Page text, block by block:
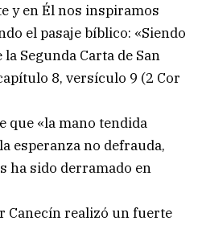
y en Él nos inspiramos
el pasaje bíblico: «Siendo
Segunda Carta de San
8, versículo 9 (2 Cor
que «la mano tendida
esperanza no defrauda,
ha sido derramado en
Canecín realizó un fuerte